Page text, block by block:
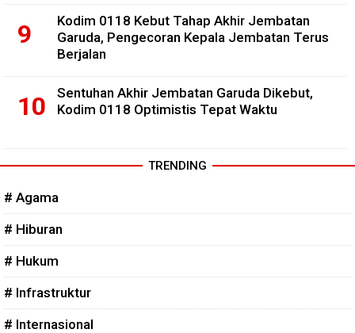
Kodim 0118 Kebut Tahap Akhir Jembatan
Garuda, Pengecoran Kepala Jembatan Terus
Berjalan
Sentuhan Akhir Jembatan Garuda Dikebut,
Kodim 0118 Optimistis Tepat Waktu
TRENDING
# Agama
# Hiburan
# Hukum
# Infrastruktur
# Internasional